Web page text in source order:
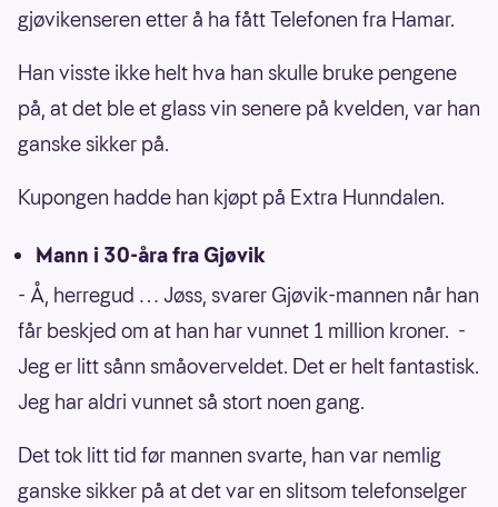
gjøvikenseren etter å ha fått Telefonen fra Hamar.
Han visste ikke helt hva han skulle bruke pengene
på, at det ble et glass vin senere på kvelden, var han
ganske sikker på.
Kupongen hadde han kjøpt på Extra Hunndalen.
Mann i 30-åra fra Gjøvik
- Å, herregud … Jøss, svarer Gjøvik-mannen når han
får beskjed om at han har vunnet 1 million kroner. -
Jeg er litt sånn småoverveldet. Det er helt fantastisk.
Jeg har aldri vunnet så stort noen gang.
Det tok litt tid før mannen svarte, han var nemlig
ganske sikker på at det var en slitsom telefonselger